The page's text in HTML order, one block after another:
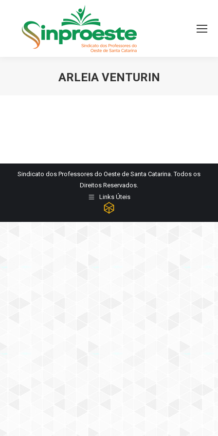
ARLEIA VENTURIN
Sindicato dos Professores do Oeste de Santa Catarina. Todos os
Direitos Reservados.
Links Úteis